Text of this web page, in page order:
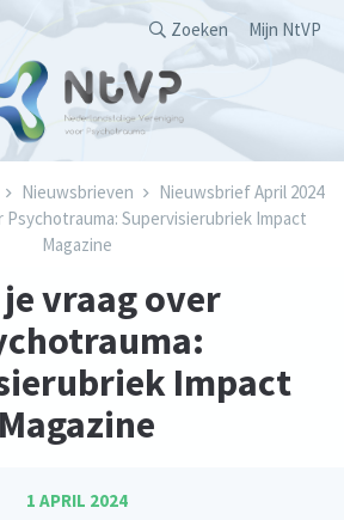
Secondary
Zoeken Mijn NtVP
Nieuwsbrieven
Nieuwsbrief April 2024
Psychotrauma: Supervisierubriek Impact
Magazine
vraag over
Impact
Magazine
1 APRIL 2024